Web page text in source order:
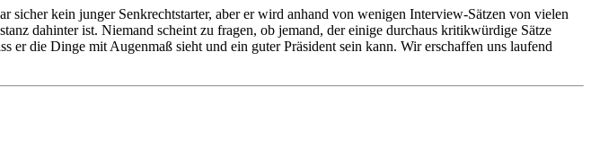
sicher kein junger Senkrechtstarter, aber er wird anhand von wenigen Interview-Sätzen von vielen
dahinter ist. Niemand scheint zu fragen, ob jemand, der einige durchaus kritikwürdige Sätze
er die Dinge mit Augenmaß sieht und ein guter Präsident sein kann. Wir erschaffen uns laufend